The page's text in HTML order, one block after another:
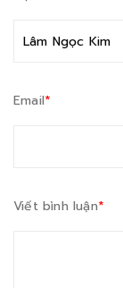
Email*
Viết bình luận*